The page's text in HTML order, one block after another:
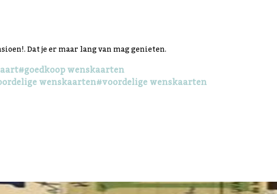
Dat je er maar lang van mag genieten.
#goedkoop wenskaarten
wenskaarten#voordelige wenskaarten